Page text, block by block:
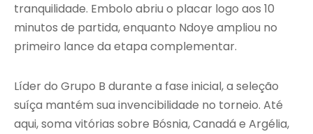
tranquilidade. Embolo abriu o placar logo aos 10
minutos de partida, enquanto Ndoye ampliou no
primeiro lance da etapa complementar.
Líder do Grupo B durante a fase inicial, a seleção
suíça mantém sua invencibilidade no torneio. Até
aqui, soma vitórias sobre Bósnia, Canadá e Argélia,